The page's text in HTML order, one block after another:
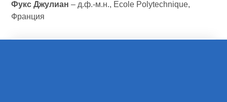
Фукс Джулиан – д.ф.-м.н., Ecole Polytechnique,
Франция